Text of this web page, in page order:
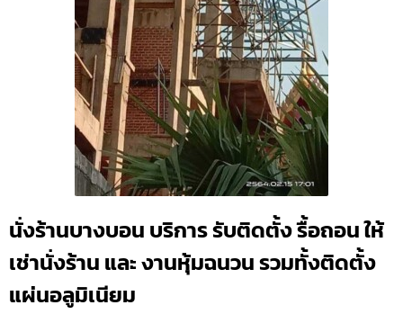
นั่งร้านบางบอน บริการ รับติดตั้ง รื้อถอน ให้
เช่านั่งร้าน และ งานหุ้มฉนวน รวมทั้งติดตั้ง
แผ่นอลูมิเนียม